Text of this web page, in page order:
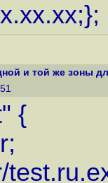
и той же зоны
{